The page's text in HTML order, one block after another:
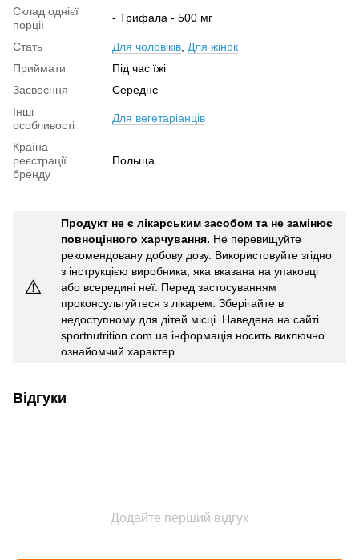
Склад однієї
порції
- Трифала - 500 мг
Стать Для чоловіків Для жінок
Приймати
Під час їжі
Засвоєння
Середнє
Інші
особливості
Для вегетаріанців
Країна
реєстрації
бренду
Польща
⚠️
Продукт не є лікарським засобом та не замінює
повноцінного харчування. Не перевищуйте
рекомендовану добову дозу. Використовуйте згідно
з інструкцією виробника, яка вказана на упаковці
або всередині неї. Перед застосуванням
проконсультуйтеся з лікарем. Зберігайте в
недоступному для дітей місці. Наведена на сайті
sportnutrition.com.ua інформація носить виключно
ознайомчий характер.
Відгуки
Додайте перший відгук